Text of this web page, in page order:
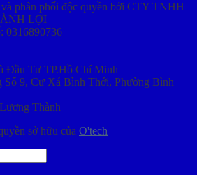
phân phối độc quyền bởi CTY TNHH
LỢI
0316890736
Đầu Tư TP.Hồ Chí Minh
9, Cư Xá Bình Thới, Phường Bình
Thành
sở hữu của O'tech